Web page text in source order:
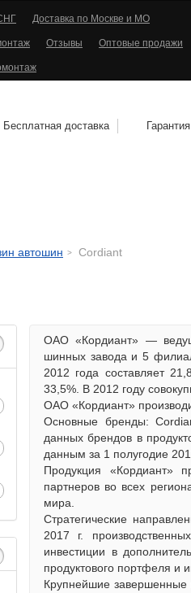
Доставка по Москве и МО
Отзывы Оптовые продажи
Бесплатная доставка
автошин Cordiant
ОАО «Кордиант» —
шинных завода и 5
2012 года составляет
33,5%. В 2012 году
ОАО «Кордиант»
Основные бренды:
данных брендов в
данным за 1 полугодие
Продукция «Кордиант»
партнеров во всех
мира.
Стратегические
2017 г.
инвестиции в
продуктового портфеля и
Крупнейшие завершенные